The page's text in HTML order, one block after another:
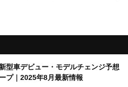
新型車デビュー・モデルチェンジ予想
プ｜2025年8月最新情報